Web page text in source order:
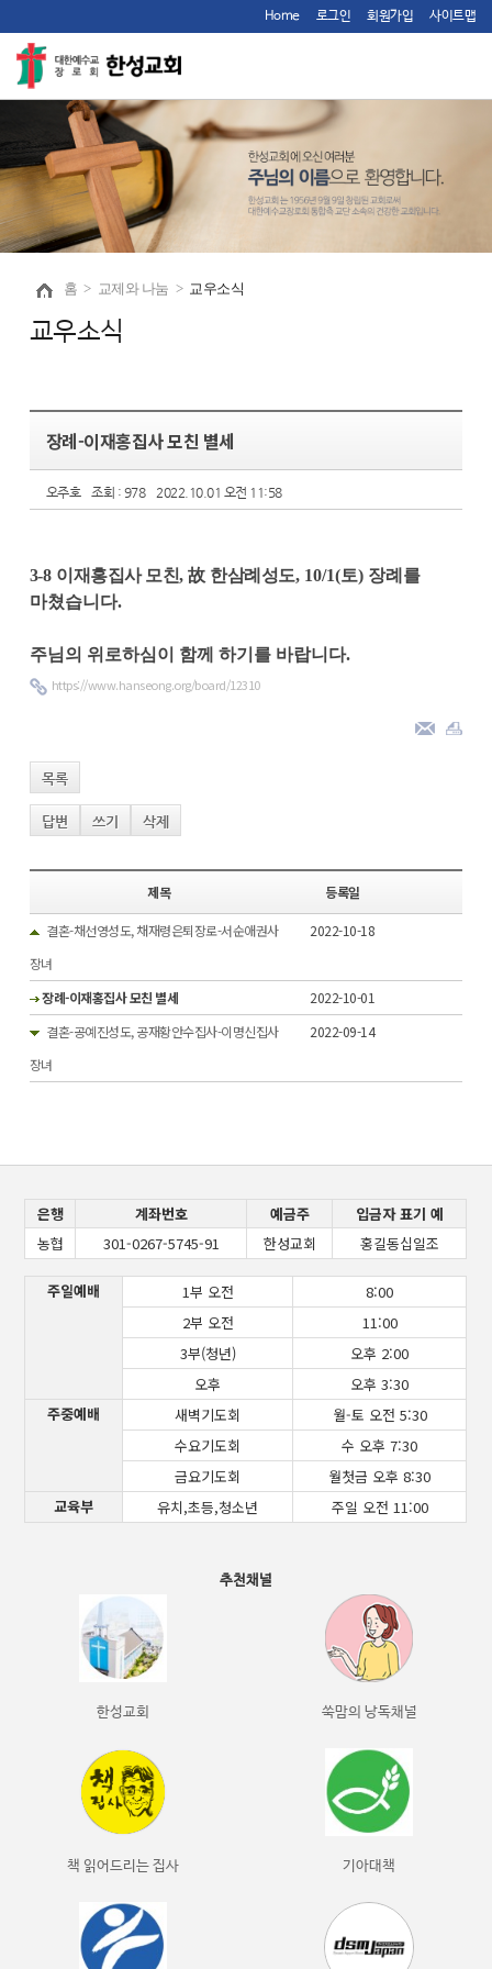
Home 로그인 회원가입 사이트맵
홈 > 교제와 나눔 > 교우소식
교우소식
장례-이재홍집사 모친 별세
오주호 조회 : 978 2022.10.01 오전 11:58
3-8 이재홍집사 모친,故 한삼례성도, 10/1(토) 장례를
마쳤습니다.
주님의 위로하심이 함께 하기를 바랍니다.
https://www.hanseong.org/board/12310
목록
답변 쓰기 삭제
제목 등록일
결혼-채선영성도, 채재령은퇴장로-서순애권사
장녀
2022-10-18
장례-이재홍집사 모친 별세
2022-10-01
결혼-공예진성도, 공재황안수집사-이명신집사
장녀
2022-09-14
은행 계좌번호 예금주
입금자 표기 예
농협
301-0267-5745-91 한성교회 홍길동십일조
주일예배 1부 오전
8:00
2부 오전
11:00
3부(청년)
오후 2:00
오후
오후 3:30
주중예배
새벽기도회
월-토 오전 5:30
수요기도회
수 오후 7:30
금요기도회
월첫금 오후 8:30
교육부
유치,초등,청소년 주일 오전 11:00
추천채널
한성교회 쑥맘의 낭독채널
책 읽어드리는 집사 기아대책